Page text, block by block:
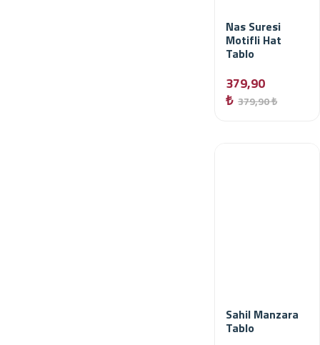
Nas Suresi
Motifli Hat
Tablo
379,90
₺ 379,90 ₺
Sahil Manzara
Tablo